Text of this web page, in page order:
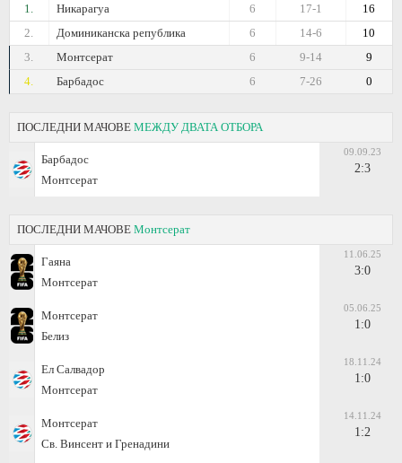
1.
Никарагуа 16
17-1
6
2.
Доминиканска република 10
14-6
6
3.
Монтсерат 9
9-14
6
4.
Барбадос 0
7-26
6
ПОСЛЕДНИ МАЧОВЕ МЕЖДУ ДВАТА ОТБОРА
Барбадос
Монтсерат
09.09.23
2:3
ПОСЛЕДНИ МАЧОВЕ Монтсерат
Гаяна
Монтсерат
11.06.25
3:0
Монтсерат
Белиз
05.06.25
1:0
Ел Салвадор
Монтсерат
18.11.24
1:0
Монтсерат
Св. Винсент и Гренадини
14.11.24
1:2